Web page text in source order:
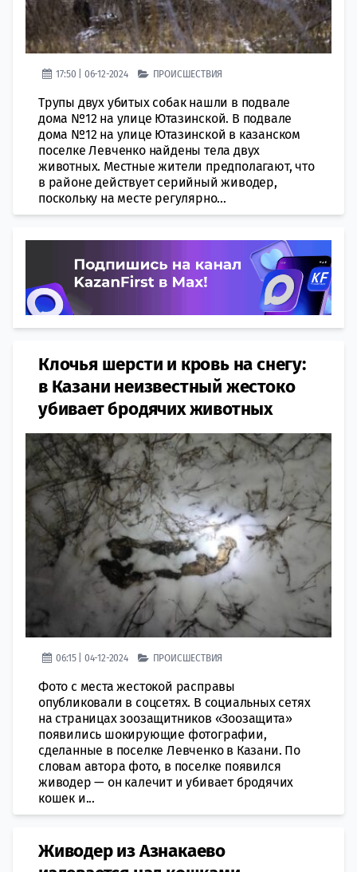
17:50 | 06-12-2024 ПРОИСШЕСТВИЯ
Трупы двух убитых собак нашли в подвале
дома №12 на улице Ютазинской. В подвале
дома №12 на улице Ютазинской в казанском
поселке Левченко найдены тела двух
животных. Местные жители предполагают, что
в районе действует серийный живодер,
поскольку на месте регулярно...
Клочья шерсти и кровь на снегу:
в Казани неизвестный жестоко
убивает бродячих животных
06:15 | 04-12-2024 ПРОИСШЕСТВИЯ
Фото с места жестокой расправы
опубликовали в соцсетях. В социальных сетях
на страницах зоозащитников «Зоозащита»
появились шокирующие фотографии,
сделанные в поселке Левченко в Казани. По
словам автора фото, в поселке появился
живодер — он калечит и убивает бродячих
кошек и...
Живодер из Азнакаево